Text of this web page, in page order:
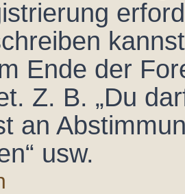
Ende der
Z. B. „Du
an
usw.